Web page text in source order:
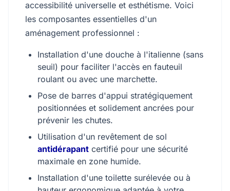
accessibilité universelle et esthétisme. Voici
les composantes essentielles d'un
aménagement professionnel :
Installation d'une douche à l'italienne (sans
seuil) pour faciliter l'accès en fauteuil
roulant ou avec une marchette.
Pose de barres d'appui stratégiquement
positionnées et solidement ancrées pour
prévenir les chutes.
Utilisation d'un revêtement de sol
antidérapant certifié pour une sécurité
maximale en zone humide.
Installation d'une toilette surélevée ou à